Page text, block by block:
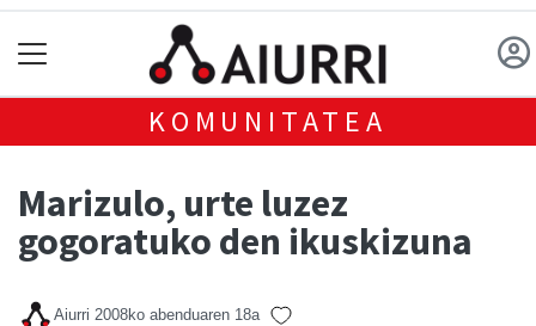
KOMUNITATEA
Marizulo, urte luzez
gogoratuko den ikuskizuna
Aiurri 2008ko abenduaren 18a